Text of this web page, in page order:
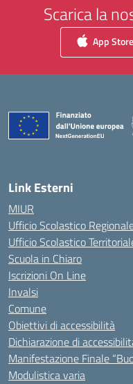
Scarica la
App Store
Link Esterni
MIUR
Ufficio Scolastico
Ufficio Scolastico
Scuola in Chiaro
Iscrizioni On Line
Invalsi
Comune
Obiettivi di accessibilità
Dichiarazione di
Manifestazione Finale
Modulistica varia